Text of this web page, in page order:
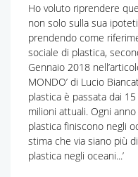
Ho voluto riprendere
non solo sulla sua
prendendo come
sociale di plastica,
Gennaio 2018
MONDO’ di Lucio
plastica è passata dai
milioni attuali. Ogni
plastica finiscono negli
stima che via siano più
plastica negli oceani...’